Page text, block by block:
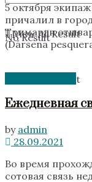
View All Result
No Result
View All Result
5 октября
причалил в
Тримаран
(Dársena
Ежедневная
by admin
28.09.2021
Во время
сотовая связь